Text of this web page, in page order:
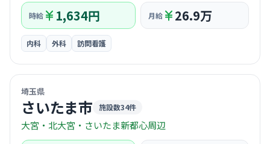
時給 1,634円 月給 26.9万
内科 外科 訪問看護
埼玉県
さいたま市 施設数34件
大宮・北大宮・さいたま新都心周辺